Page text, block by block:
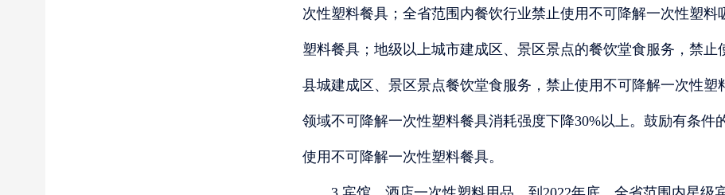
次性塑料餐具；全省范围内餐饮行业禁止使用不可降解一次性塑
塑料餐具；地级以上城市建成区、景区景点的餐饮堂食服务，禁止
县城建成区、景区景点餐饮堂食服务，禁止使用不可降解一次性
领域不可降解一次性塑料餐具消耗强度下降30%以上。鼓励有条
使用不可降解一次性塑料餐具。